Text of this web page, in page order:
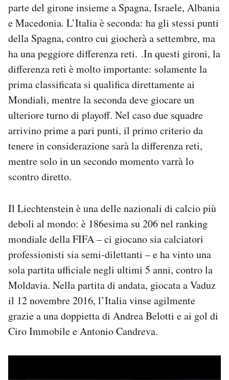
Area Personale
Newsletter
Notifiche mobile
Regala il Post
Hai bisogno di aiuto?
parte del girone insieme a Spagna, Israele, Albania
e Macedonia. L’Italia è seconda: ha gli stessi punti
della Spagna, contro cui giocherà a settembre, ma
ha una peggiore differenza reti. .In questi gironi, la
differenza reti è molto importante: solamente la
prima classificata si qualifica direttamente ai
Mondiali, mentre la seconda deve giocare un
ulteriore turno di playoff. Nel caso due squadre
arrivino prime a pari punti, il primo criterio da
tenere in considerazione sarà la differenza reti,
mentre solo in un secondo momento varrà lo
scontro diretto.
Il Liechtenstein è una delle nazionali di calcio più
deboli al mondo: è 186esima su 206 nel ranking
mondiale della FIFA – ci giocano sia calciatori
professionisti sia semi-dilettanti – e ha vinto una
sola partita ufficiale negli ultimi 5 anni, contro la
Moldavia. Nella partita di andata, giocata a Vaduz
il 12 novembre 2016, l’Italia vinse agilmente
grazie a una doppietta di Andrea Belotti e ai gol di
Ciro Immobile e Antonio Candreva.